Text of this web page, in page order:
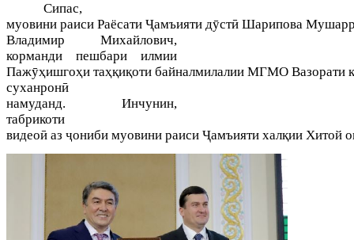
Сипас,
муовини раиси Раёсати Ҷамъияти дӯстӣ Шарипова
Владимир Михайлович,
корманди пешбари илмии
Пажӯҳишгоҳи таҳқиқоти байналмилалии МГМО Вазорати
суханронӣ
намуданд. Инчунин,
табрикоти
видеоӣ аз ҷониби муовини раиси Ҷамъияти халқии Хитой